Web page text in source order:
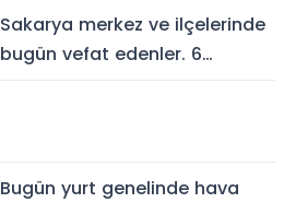
Sakarya merkez ve ilçelerinde
bugün vefat edenler. 6
Bugün yurt genelinde hava